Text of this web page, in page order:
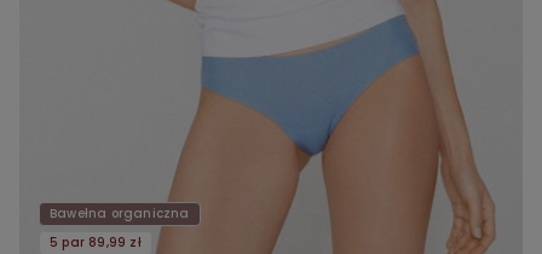
Bawełna organiczna
5 par 89,99 zł